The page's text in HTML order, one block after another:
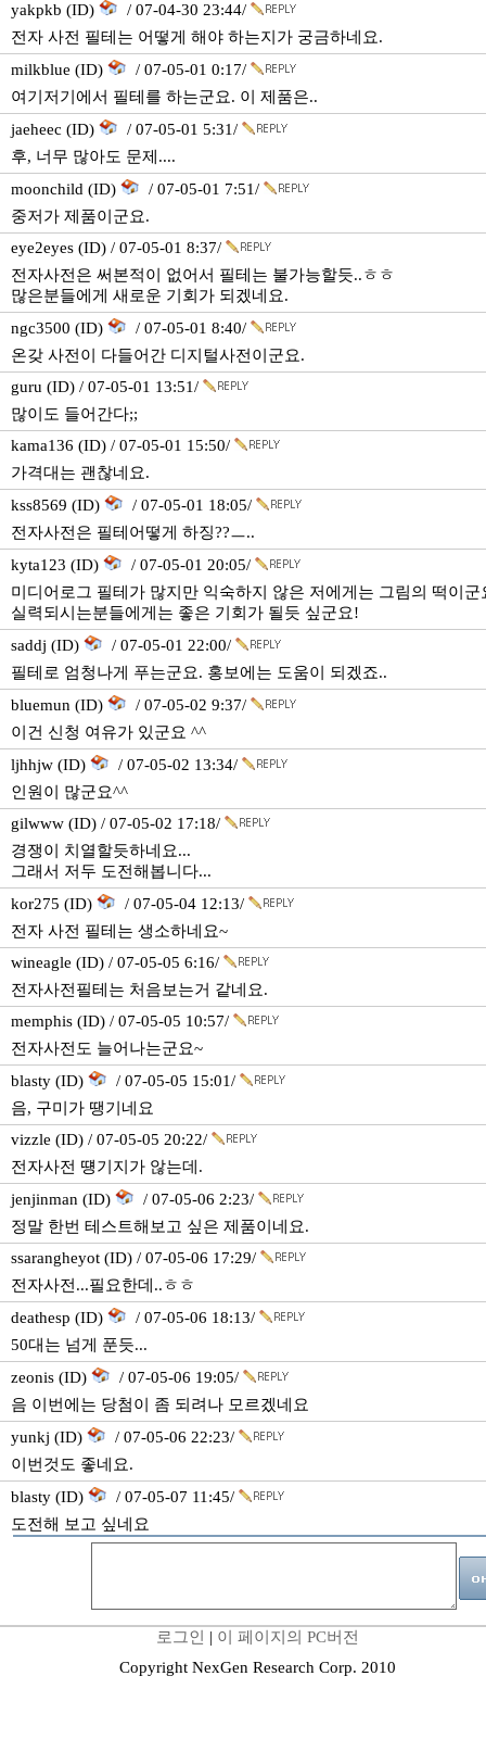
yakpkb (ID)
/ 07-04-30 23:44/
전자 사전 필테는 어떻게 해야 하는지가 궁금하네요.
milkblue (ID)
/ 07-05-01 0:17/
여기저기에서 필테를 하는군요. 이 제품은..
jaeheec (ID)
/ 07-05-01 5:31/
후, 너무 많아도 문제....
moonchild (ID)
/ 07-05-01 7:51/
중저가 제품이군요.
eye2eyes (ID) / 07-05-01 8:37/
전자사전은 써본적이 없어서 필테는 불가능할듯..ㅎㅎ
많은분들에게 새로운 기회가 되겠네요.
ngc3500 (ID)
/ 07-05-01 8:40/
온갖 사전이 다들어간 디지털사전이군요.
guru (ID) / 07-05-01 13:51/
많이도 들어간다;;
kama136 (ID) / 07-05-01 15:50/
가격대는 괜찮네요.
kss8569 (ID)
/ 07-05-01 18:05/
전자사전은 필테어떻게 하징??ㅡ..
kyta123 (ID)
/ 07-05-01 20:05/
미디어로그 필테가 많지만 익숙하지 않은 저에게는 그림의 떡이군
실력되시는분들에게는 좋은 기회가 될듯 싶군요!
saddj (ID)
/ 07-05-01 22:00/
필테로 엄청나게 푸는군요. 홍보에는 도움이 되겠죠..
bluemun (ID)
/ 07-05-02 9:37/
이건 신청 여유가 있군요 ^^
ljhhjw (ID)
/ 07-05-02 13:34/
인원이 많군요^^
gilwww (ID) / 07-05-02 17:18/
경쟁이 치열할듯하네요...
그래서 저두 도전해봅니다...
kor275 (ID)
/ 07-05-04 12:13/
전자 사전 필테는 생소하네요~
wineagle (ID) / 07-05-05 6:16/
전자사전필테는 처음보는거 같네요.
memphis (ID) / 07-05-05 10:57/
전자사전도 늘어나는군요~
blasty (ID)
/ 07-05-05 15:01/
음, 구미가 땡기네요
vizzle (ID) / 07-05-05 20:22/
전자사전 떙기지가 않는데.
jenjinman (ID)
/ 07-05-06 2:23/
정말 한번 테스트해보고 싶은 제품이네요.
ssarangheyot (ID) / 07-05-06 17:29/
전자사전...필요한데..ㅎㅎ
deathesp (ID)
/ 07-05-06 18:13/
50대는 넘게 푼듯...
zeonis (ID)
/ 07-05-06 19:05/
음 이번에는 당첨이 좀 되려나 모르겠네요
yunkj (ID)
/ 07-05-06 22:23/
이번것도 좋네요.
blasty (ID)
/ 07-05-07 11:45/
도전해 보고 싶네요
로그인 | 이 페이지의 PC버전
Copyright NexGen Research Corp. 2010